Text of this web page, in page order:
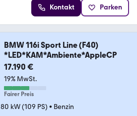
Kontakt Parken
BMW 116i Sport Line (F40)
*LED*KAM*Ambiente*AppleCP
17.190 €
19% MwSt.
Fairer Preis
80 kW (109 PS) • Benzin